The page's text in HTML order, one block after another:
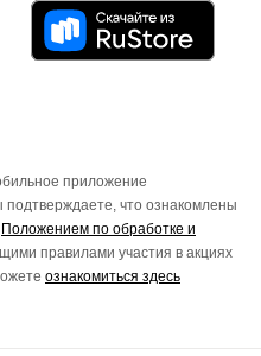
приложение
что ознакомлены
Положением по обработке и
правилами участия в акциях
ознакомиться здесь